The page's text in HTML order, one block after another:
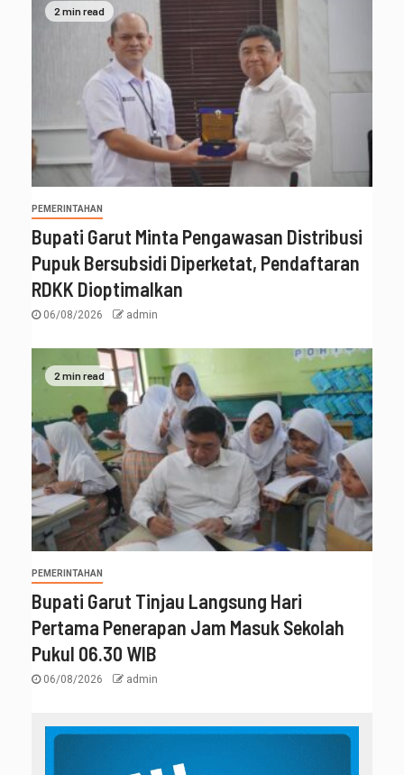
2 min read
PEMERINTAHAN
Bupati Garut Minta Pengawasan Distribusi
Pupuk Bersubsidi Diperketat, Pendaftaran
RDKK Dioptimalkan
06/08/2026 admin
2 min read
PEMERINTAHAN
Bupati Garut Tinjau Langsung Hari
Pertama Penerapan Jam Masuk Sekolah
Pukul 06.30 WIB
06/08/2026 admin